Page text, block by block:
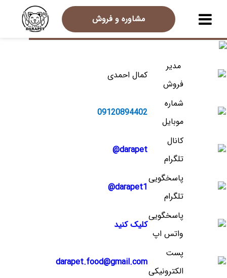
مشاوره و فروش
مدیر
فروش
کمال احمدی
شماره
موبایل
09120894402
کانال
تلگرام
darapet@
پاسخگویی
تلگرام
darapet1@
پاسخگویی
واتس اپ
کلیک کنید
پست
الکترونیکی
darapet.food@gmail.com